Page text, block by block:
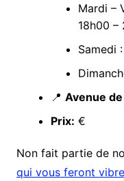
Mardi –
18h00 –
Samedi
📍 Avenue
Prix: €
Non fait partie de
qui vous feront